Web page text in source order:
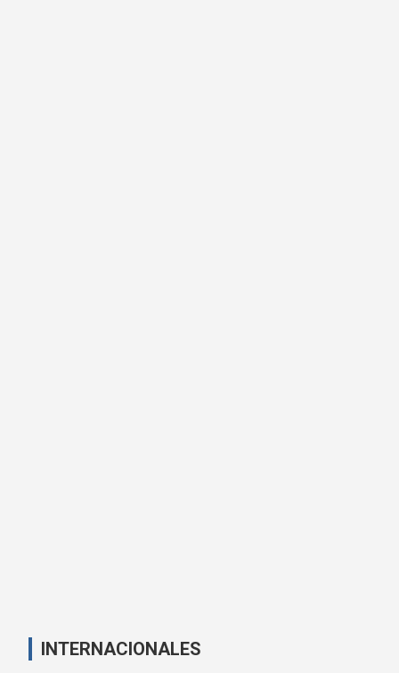
INTERNACIONALES